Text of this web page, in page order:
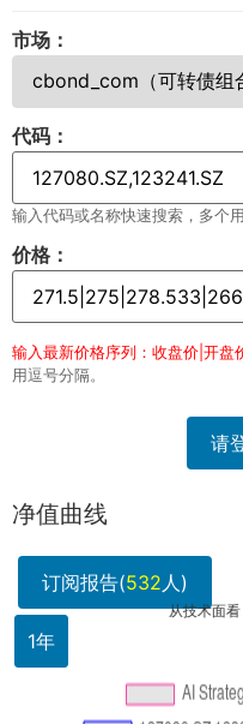
市场：
代码：
输入代码或名称快速搜索，多个
价格：
输入最新价格序列：收盘价|开
用逗号分隔。
请
净值曲线
订阅报告(532人)
1年
从技术面看，